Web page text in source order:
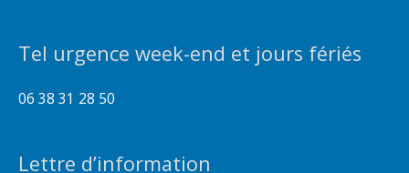
Tel urgence week-end et jours fériés
06 38 31 28 50
Lettre d’information